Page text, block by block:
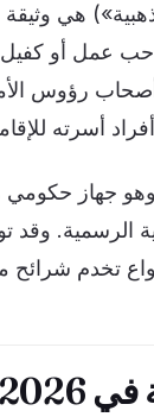
هي
عمل أو
وأصحاب رؤوس
أسرته
جهاز حكومي
الرسمية.
تخدم شرائح